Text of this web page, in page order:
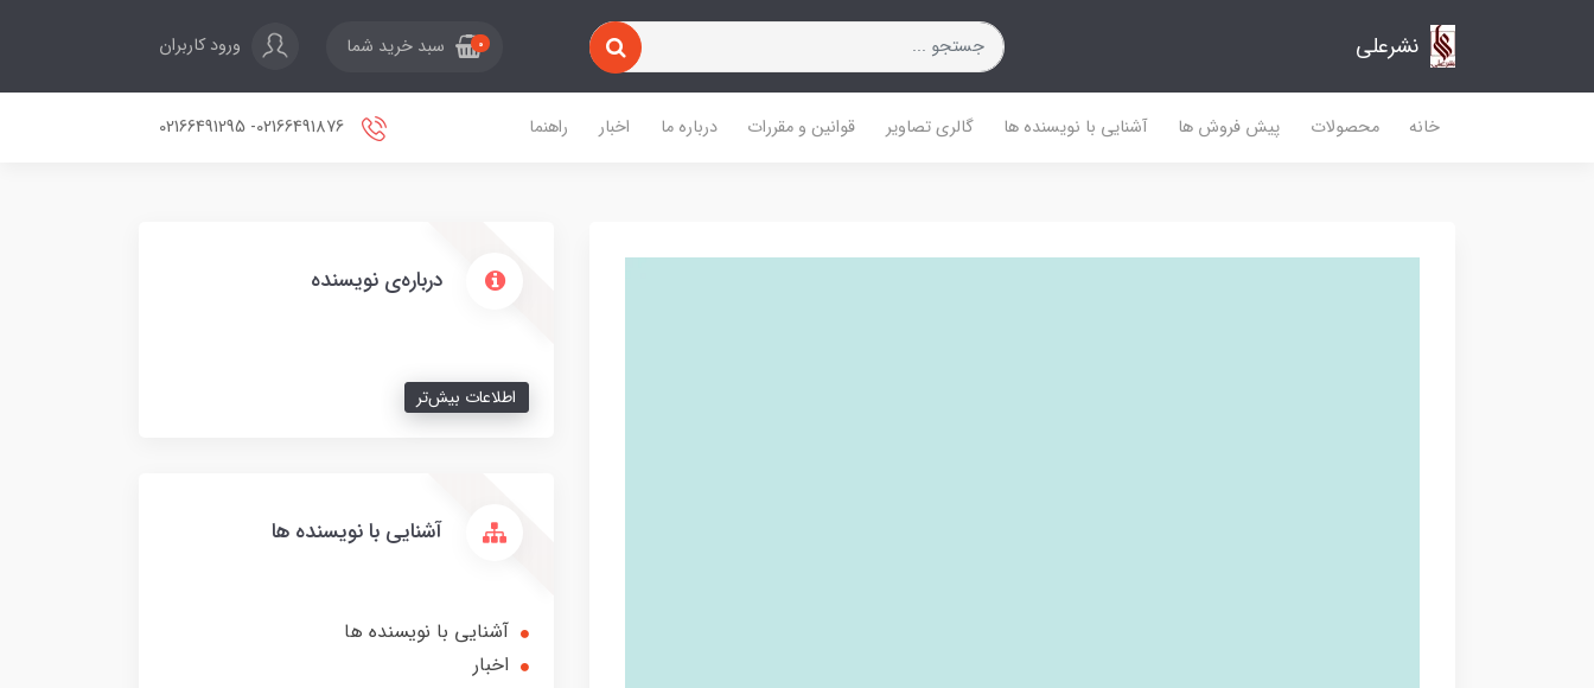
نشرعلی 0 سبد خرید شما ورود کاربران
خانه محصولات پیش فروش ها آشنایی با نویسنده ها گالری تصاویر قوانین و مقررات درباره ما اخبار راهنما
درباره‌ی نویسنده
اطلاعات بیش‌تر
آشنایی با نویسنده ها
آشنایی با نویسنده ها
اخبار